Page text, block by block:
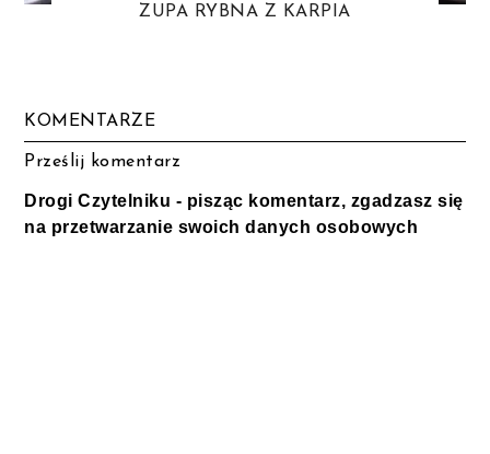
ZUPA RYBNA Z KARPIA
KOMENTARZE
Prześlij komentarz
Drogi Czytelniku - pisząc komentarz, zgadzasz się
na przetwarzanie swoich danych osobowych